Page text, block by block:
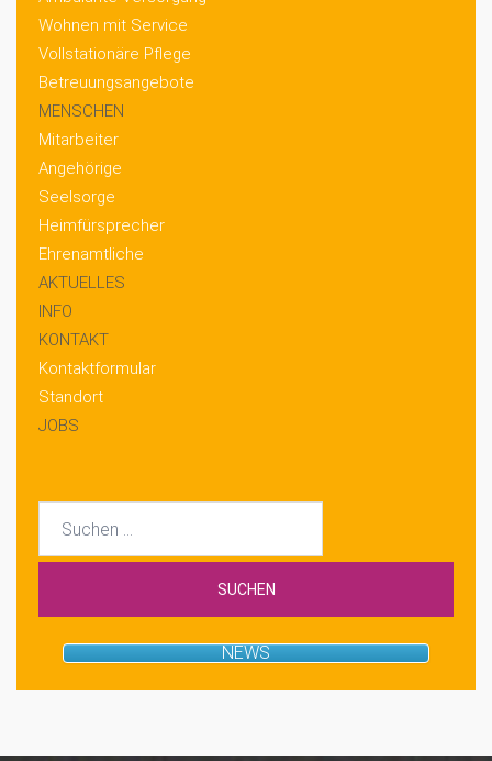
Wohnen mit Service
Vollstationäre Pflege
Betreuungsangebote
MENSCHEN
Mitarbeiter
Angehörige
Seelsorge
Heimfürsprecher
Ehrenamtliche
AKTUELLES
INFO
KONTAKT
Kontaktformular
Standort
JOBS
NEWS